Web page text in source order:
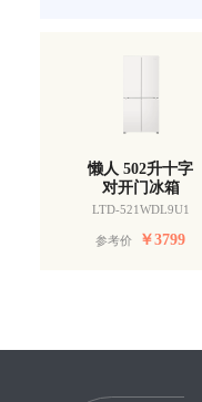
懒人 502升十字
对开门冰箱
LTD-521WDL9U1
参考价 ￥3799